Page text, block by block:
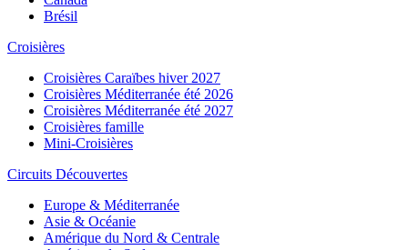
Brésil
Croisières
Croisières Caraïbes hiver 2027
Croisières Méditerranée été 2026
Croisières Méditerranée été 2027
Croisières famille
Mini-Croisières
Circuits Découvertes
Europe & Méditerranée
Asie & Océanie
Amérique du Nord & Centrale